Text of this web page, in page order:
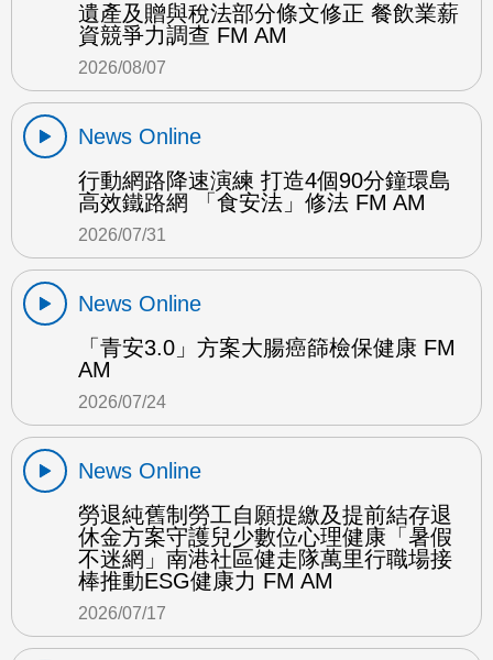
遺產及贈與稅法部分條文修正 餐飲業薪
資競爭力調查 FM AM
2026/08/07
News Online
行動網路降速演練 打造4個90分鐘環島
高效鐵路網 「食安法」修法 FM AM
2026/07/31
News Online
「青安3.0」方案大腸癌篩檢保健康 FM
AM
2026/07/24
News Online
勞退純舊制勞工自願提繳及提前結存退
休金方案守護兒少數位心理健康「暑假
不迷網」南港社區健走隊萬里行職場接
棒推動ESG健康力 FM AM
2026/07/17